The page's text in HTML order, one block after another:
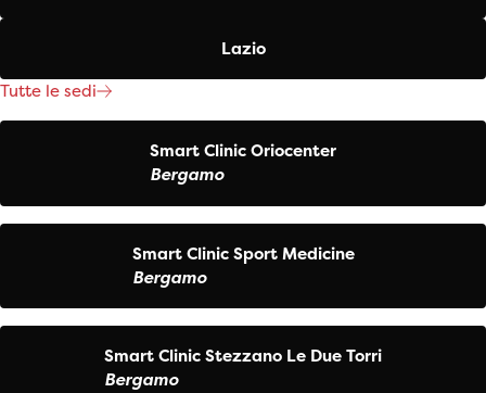
Lazio
Tutte le sedi
Smart Clinic Oriocenter
Bergamo
Smart Clinic Sport Medicine
Bergamo
Smart Clinic Stezzano Le Due Torri
Bergamo